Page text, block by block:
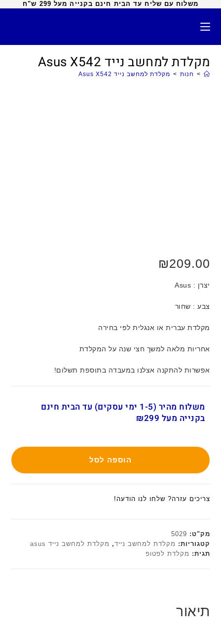
משלוח עם שליח עד הבית חינם בקנייה מעל 299 ש"ח
מקלדת למחשב נייד Asus X542
> חנות > מקלדת למחשב נייד Asus X542
₪209.00
יצרן : Asus
צבע : שחור
מקלדת עברית או אנגלית לפי בחירה
אחריות מלאה למשך חצי שנה על המקלדת
אפשרות להתקנה אצלנו במעבדה בתוספת תשלום!
משלוח מהיר (1-5 ימי עסקים) עד הבית חינם
בקנייה מעל ₪299
הוספה לסל
צריכים עזרה? שלחו לנו הודעה!
מק"ט: 5029
קטגוריות: מקלדת למחשב נייד, מקלדת למחשב נייד asus
תגית: מקלדת לפטופ
תיאור